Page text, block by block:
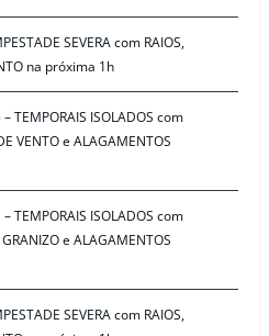
SEVERA com RAIOS,
na próxima 1h
TEMPORAIS ISOLADOS com
VENTO e ALAGAMENTOS
TEMPORAIS ISOLADOS com
e ALAGAMENTOS
SEVERA com RAIOS,